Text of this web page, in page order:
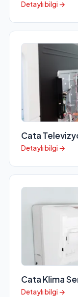
Detaylı bilgi →
Cata
Detaylı bilgi →
Cata Klima
Detaylı bilgi →